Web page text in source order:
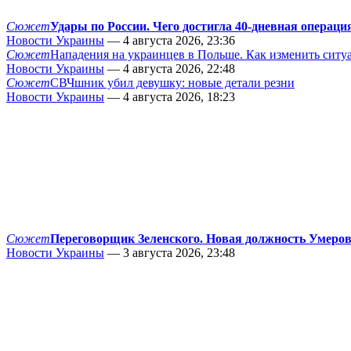
СюжетУдары по России. Чего достигла 40-дневная
Новости Украины — 4 августа 2026, 23:36
СюжетНападения на украинцев в Польше. Как изменить
Новости Украины — 4 августа 2026, 22:48
СюжетСВЧшник убил девушку: новые детали резни
Новости Украины — 4 августа 2026, 18:23
СюжетПереговорщик Зеленского. Новая должность
Новости Украины — 3 августа 2026, 23:48